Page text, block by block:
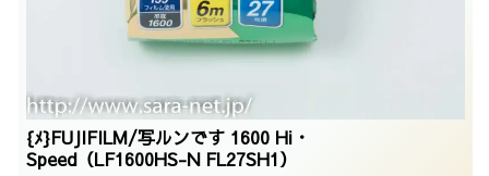
{ﾒ}FUJIFILM/写ルンです 1600 Hi・
Speed（LF1600HS-N FL27SH1）